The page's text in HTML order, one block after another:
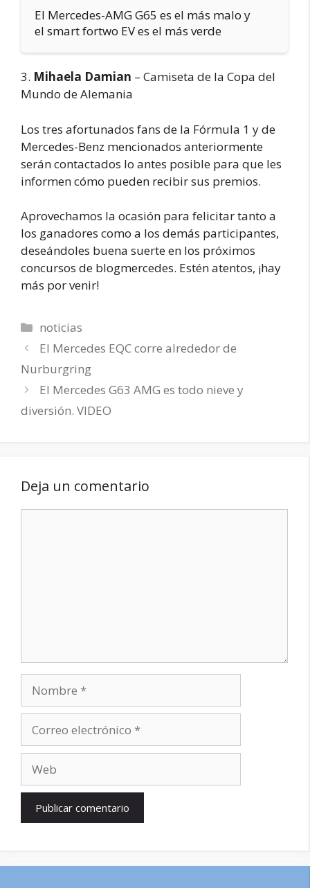
El Mercedes-AMG G65 es el más malo y
el smart fortwo EV es el más verde
3. Mihaela Damian – Camiseta de la Copa del
Mundo de Alemania
Los tres afortunados fans de la Fórmula 1 y de
Mercedes-Benz mencionados anteriormente
serán contactados lo antes posible para que les
informen cómo pueden recibir sus premios.
Aprovechamos la ocasión para felicitar tanto a
los ganadores como a los demás participantes,
deseándoles buena suerte en los próximos
concursos de blogmercedes. Estén atentos, ¡hay
más por venir!
Categorías
noticias
El Mercedes EQC corre alrededor de
Nurburgring
El Mercedes G63 AMG es todo nieve y
diversión. VIDEO
Deja un comentario
electrónico